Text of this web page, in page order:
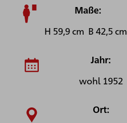
Maße:
H 59,9 cm B 42,5 cm
Jahr:
wohl 1952
Ort: